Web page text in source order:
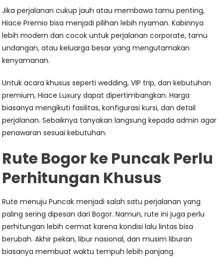
Jika perjalanan cukup jauh atau membawa tamu penting,
Hiace Premio bisa menjadi pilihan lebih nyaman. Kabinnya
lebih modern dan cocok untuk perjalanan corporate, tamu
undangan, atau keluarga besar yang mengutamakan
kenyamanan.
Untuk acara khusus seperti wedding, VIP trip, dan kebutuhan
premium, Hiace Luxury dapat dipertimbangkan. Harga
biasanya mengikuti fasilitas, konfigurasi kursi, dan detail
perjalanan. Sebaiknya tanyakan langsung kepada admin agar
penawaran sesuai kebutuhan.
Rute Bogor ke Puncak Perlu
Perhitungan Khusus
Rute menuju Puncak menjadi salah satu perjalanan yang
paling sering dipesan dari Bogor. Namun, rute ini juga perlu
perhitungan lebih cermat karena kondisi lalu lintas bisa
berubah. Akhir pekan, libur nasional, dan musim liburan
biasanya membuat waktu tempuh lebih panjang.